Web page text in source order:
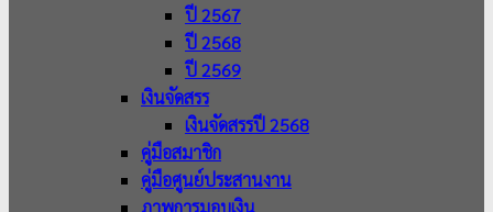
ปี 2567
ปี 2568
ปี 2569
เงินจัดสรร
เงินจัดสรรปี 2568
คู่มือสมาชิก
คู่มือศูนย์ประสานงาน
ภาพการมอบเงิน